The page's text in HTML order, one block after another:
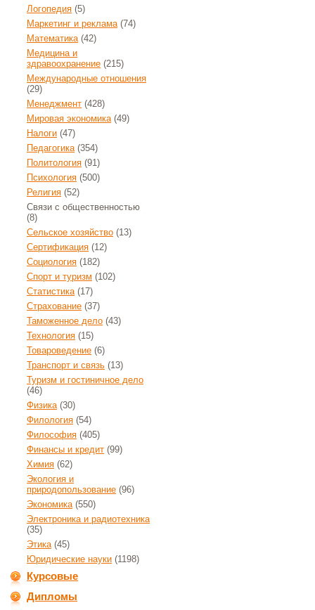
Логопедия (5)
Маркетинг и реклама(74)
Математика(42)
Медицина и
здравоохранение (215)
Международные отношения
(29)
Менеджмент (428)
Мировая экономика(49)
Налоги (47)
Педагогика(354)
Политология (91)
Психология (500)
Религия (52)
Связи с общественностью
(8)
Сельское хозяйство (13)
Сертификация (12)
Социология (182)
Спорт и туризм (102)
Статистика(17)
Страхование (37)
Таможенное дело (43)
Технология (15)
Товароведение (6)
Транспорт и связь (13)
Туризм и гостиничное дело
(46)
Физика(30)
Филология (54)
Философия (405)
Финансы и кредит (99)
Химия (62)
Экология и
природопользование (96)
Экономика(550)
Электроника и радиотехника
(35)
Этика(45)
Юридические науки (1198)
Курсовые
Дипломы